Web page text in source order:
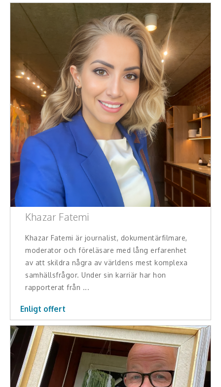
Affärsnytta
Effektivitet, framgång
Framtid, trender
Försäljning, marknadsföring, service,
kundfokus
Förändring, organisation,
organisationsutveckling
Hälsa, friskvård
Innovation, kreativitet, entreprenörskap,
intraprenörskap
Kommunikation och media
Miljö, hållbar utveckling
Målsättning, motivation, attityd
Omvärld, politik, juridik
Pedagogik, skola, föräldraskap
Teamwork, teambuilding, relationer
Khazar Fatemi
Khazar Fatemi är journalist, dokumentärfilmare,
moderator och föreläsare med lång erfarenhet
av att skildra några av världens mest komplexa
samhällsfrågor. Under sin karriär har hon
rapporterat från ...
Enligt offert